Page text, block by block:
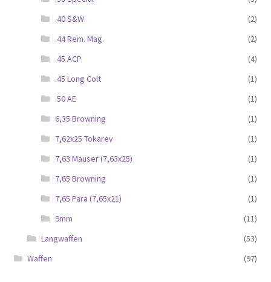
.40 S&W
(2)
.44 Rem. Mag.
(2)
.45 ACP
(4)
.45 Long Colt
(1)
.50 AE
(1)
6,35 Browning
(1)
7,62x25 Tokarev
(1)
7,63 Mauser (7,63x25)
(1)
7,65 Browning
(1)
7,65 Para (7,65x21)
(1)
9mm
(11)
Langwaffen
(53)
Waffen
(97)